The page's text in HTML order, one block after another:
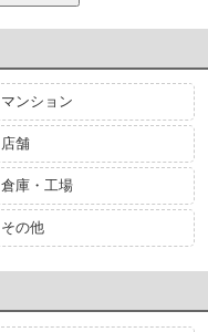
マンション
店舗
倉庫・工場
その他